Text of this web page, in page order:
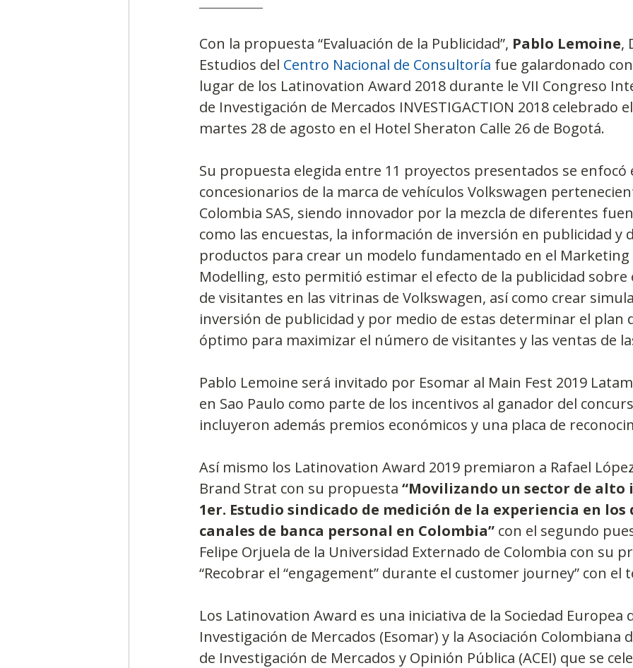
Con la propuesta “Evaluación de la Publicidad”, Pablo Lemoine,
Estudios del Centro Nacional de Consultoría fue galardonado
lugar de los Latinovation Award 2018 durante le VII Congreso
de Investigación de Mercados INVESTIGACTION 2018 celebrado
martes 28 de agosto en el Hotel Sheraton Calle 26 de Bogotá.
Su propuesta elegida entre 11 proyectos presentados se enfocó
concesionarios de la marca de vehículos Volkswagen
Colombia SAS, siendo innovador por la mezcla de diferentes
como las encuestas, la información de inversión en publicidad y
productos para crear un modelo fundamentado en el Marketing
Modelling, esto permitió estimar el efecto de la publicidad sobre
de visitantes en las vitrinas de Volkswagen, así como crear
inversión de publicidad y por medio de estas determinar el plan
óptimo para maximizar el número de visitantes y las ventas de
Pablo Lemoine será invitado por Esomar al Main Fest 2019
en Sao Paulo como parte de los incentivos al ganador del
incluyeron además premios económicos y una placa de
Así mismo los Latinovation Award 2019 premiaron a Rafael
Brand Strat con su propuesta “Movilizando un sector de alto
1er. Estudio sindicado de medición de la experiencia en
canales de banca personal en Colombia” con el segundo
Felipe Orjuela de la Universidad Externado de Colombia con su
“Recobrar el “engagement” durante el customer journey” con el
Los Latinovation Award es una iniciativa de la Sociedad Europea
Investigación de Mercados (Esomar) y la Asociación Colombiana
de Investigación de Mercados y Opinión Pública (ACEI) que se